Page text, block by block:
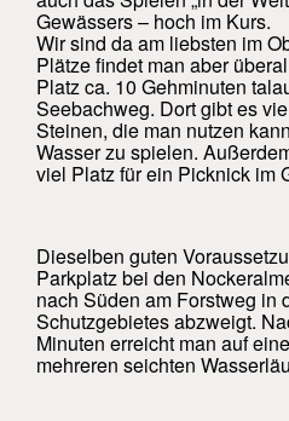
Gewässers – hoch im Kurs.
Wir sind da am liebsten im
Plätze findet man aber
Platz ca. 10 Gehminuten
Seebachweg. Dort gibt es
Steinen, die man nutzen
Wasser zu spielen.
viel Platz für ein Picknick im
Dieselben guten
Parkplatz bei den
nach Süden am Forstweg in
Schutzgebietes abzweigt.
Minuten erreicht man auf
mehreren seichten